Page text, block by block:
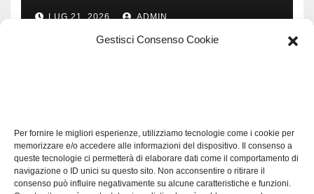
Gestisci Consenso Cookie
Per fornire le migliori esperienze, utilizziamo tecnologie come i cookie per
memorizzare e/o accedere alle informazioni del dispositivo. Il consenso a
queste tecnologie ci permetterà di elaborare dati come il comportamento di
navigazione o ID unici su questo sito. Non acconsentire o ritirare il
consenso può influire negativamente su alcune caratteristiche e funzioni.
LUG 21, 2026 ADMIN
Software manutenzioni:
guida pratica alla scelta
efficace
LUG 17, 2026 ADMIN